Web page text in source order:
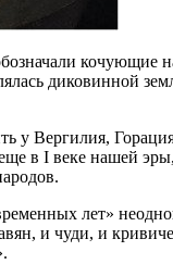
диковинной
у Вергилия,
в I веке нашей
лет»
и чуди, и